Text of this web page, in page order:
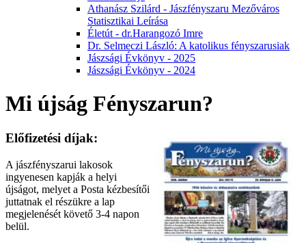
Athanász Szilárd - Jászfényszaru Mezőváros
Statisztikai Leírása
Életút - dr.Harangozó Imre
Dr. Selmeczi László: A katolikus fényszarusiak
Jászsági Évkönyv - 2025
Jászsági Évkönyv - 2024
Mi újság Fényszarun?
Előfizetési díjak:
A jászfényszarui lakosok
ingyenesen kapják a helyi
újságot, melyet a Posta kézbesítői
juttatnak el részükre a lap
megjelenését követő 3-4 napon
belül.